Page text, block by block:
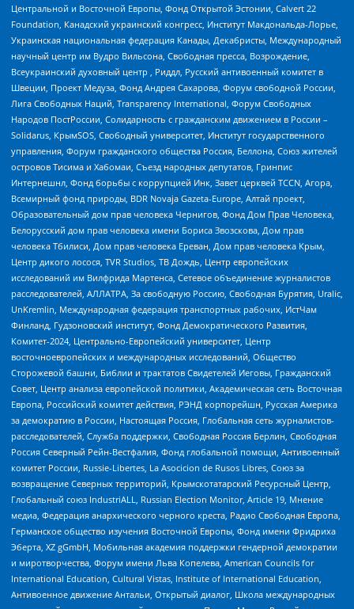
Центральной и Восточной Европы, Фонд Открытой Эстонии, Calvert 22
Foundation, Канадский украинский конгресс, Институт Макдональда-Лорье,
Украинская национальная федерация Канады, Декабристы, Международный
научный центр им Вудро Вильсона, Свободная пресса, Возрождение,
Всеукраинский духовный центр , Риддл, Русский антивоенный комитет в
Швеции, Проект Медуза, Фонд Андрея Сахарова, Форум свободной России,
Лига Свободных Наций, Transparеncy International, Форум Свободных
Народов ПостРоссии, Солидарность с гражданским движением в России –
Solidarus, КрымSOS, Свободный университет, Институт государственного
управления, Форум гражданского общества Россия, Беллона, Союз жителей
островов Тисима и Хабомаи, Съезд народных депутатов, Гринпис
Интернешнл, Фонд борьбы с коррупцией Инк, Завет церквей TCCN, Агора,
Всемирный фонд природы, BDR Novaja Gazeta-Europe, Алтай проект,
Образовательный дом прав человека Чернигов, Фонд Дом Прав Человека,
Белорусский дом прав человека имени Бориса Звозскова, Дом прав
человека Тбилиси, Дом прав человека Ереван, Дом прав человека Крым,
Центр дикого лосося, TVR Studios, ТВ Дождь, Центр европейских
исследований им Вилфрида Мартенса, Сетевое объединение журналистов
расследователей, АЛЛАТРА, За свободную Россию, Свободная Бурятия, Uralic,
UnKremlin, Международная федерация транспортных рабочих, ИстЧам
Финланд, Гудзоновский институт, Фонд Демократического Развития,
Комитет-2024, Центрально-Европейский университет, Центр
восточноевропейских и международных исследований, Общество
Сторожевой башни, Библии и трактатов Свидетелей Иеговы, Гражданский
Совет, Центр анализа европейской политики, Академическая сеть Восточная
Европа, Российский комитет действия, РЭНД корпорейшн, Русская Америка
за демократию в России, Настоящая Россия, Глобальная сеть журналистов-
расследователей, Служба поддержки, Свободная Россия Берлин, Свободная
Россия Северный Рейн-Вестфалия, Фонд глобальной помощи, Антивоенный
комитет России, Russie-Libertes, La Asocicion de Rusos Libres, Союз за
возвращение Северных территорий, Крымскотатарский Ресурсный Центр,
Глобальный союз IndustriALL, Russian Election Monitor, Article 19, Мнение
медиа, Федерация анархического черного креста, Радио Свободная Европа,
Германское общество изучения Восточной Европы, Фонд имени Фридриха
Эберта, XZ gGmbH, Мобильная академия поддержки гендерной демократии
и миротворчества, Форум имени Льва Копелева, American Councils for
International Education, Cultural Vistas, Institute of International Education,
Антивоенное движение Антальи, Открытый диалог, Школа международных